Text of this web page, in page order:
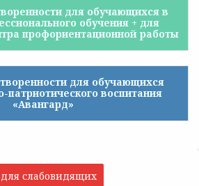
для обучающихся в
обучения + для
профориентационной работы
для обучающихся
патриотического воспитания
«Авангард»
слабовидящих